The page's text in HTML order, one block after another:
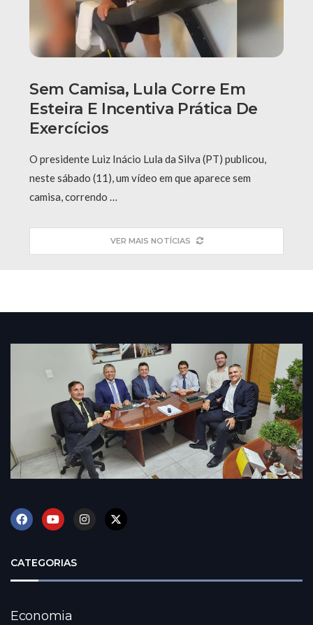
Sem Camisa, Lula Corre Em
Esteira E Incentiva Prática De
Exercícios
O presidente Luiz Inácio Lula da Silva (PT) publicou,
neste sábado (11), um vídeo em que aparece sem
camisa, correndo …
VER MAIS NOTÍCIAS
CATEGORIAS
Economia